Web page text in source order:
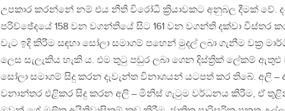
උපකාර කරන්නේ නම් එය නීති විරෝධී ක්‍රියාවකට අනුබල දීමක් වේ.
පරිච්ඡේදයේ 158 වන වගන්තියේ සිට 161 වන වගන්ති දක්වා විස්තර
වැට ඉදි කිරීම සඳහා සෝලා සමාගම් පහෙන් මුදල් ලබා ගැනීම වක්‍ර
ලෙස සැලැකිය හැකි ය. එම තුටු පඩුර ලබා ගෙන දිස්ත්‍රික් ලේකම්
සෝලා සමාගම් සිදු කරන දැවැන්ත විනාශයන් යටපත් කර තිබේ. අලි
වනාන්තර එළිකර සිදු කරන අලි – මිනිස් ගැටුම වර්ධනය කිරීම, ඒ